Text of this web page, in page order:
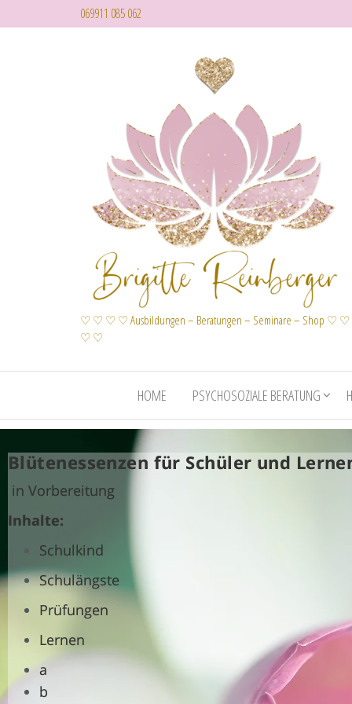
069911 085 062
♡ ♡ ♡ ♡ Ausbildungen – Beratungen – Seminare – Shop ♡ ♡
♡ ♡
HOME PSYCHOSOZIALE BERATUNG
Blütenessenzen für Schüler/Lernende
Blütenessenzen für Schüler und
in Vorbereitung
Inhalte:
Schulkind
Schulängste
Prüfungen
Lernen
a
b